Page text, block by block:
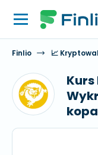
Finlio 📈
Kurs